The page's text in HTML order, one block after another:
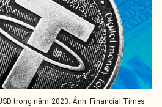
trong năm 2023. Ảnh: Financial Times